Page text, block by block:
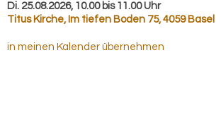
Di. 25.08.2026, 10.00 bis 11.00 Uhr
Titus Kirche, Im tiefen Boden 75, 4059 Basel
in meinen Kalender übernehmen